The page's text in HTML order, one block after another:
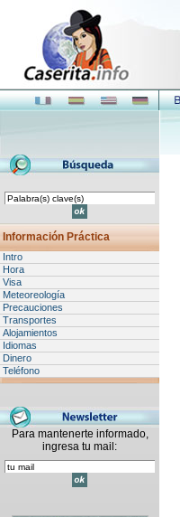
Información Práctica
Intro
Hora
Visa
Meteoreología
Precauciones
Transportes
Alojamientos
Idiomas
Dinero
Teléfono
Para mantenerte informado,
ingresa tu mail: